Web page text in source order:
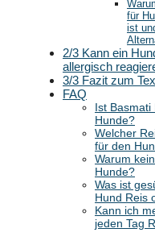
für
ist
2/3 Kann ein
allergisch
3/3 Fazit zum
FAQ
Ist Basmati
Hunde?
Welcher
für den
Warum
Hunde?
Was ist
Hund Reis
Kann ich
jeden Tag